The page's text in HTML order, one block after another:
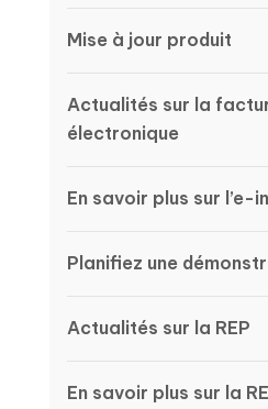
Mise à jour produit
Actualités sur la
électronique
En savoir plus sur l’e-
Planifiez une
Actualités sur la REP
En savoir plus sur la